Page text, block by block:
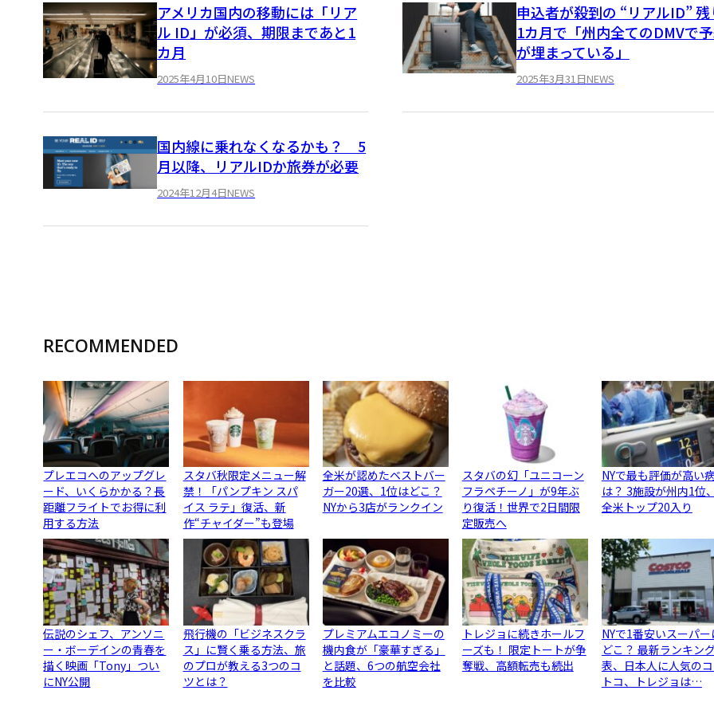
アメリカ国内の移動には「リア
ル ID」が必須、期限まであと1
カ月
2025年4月10日NEWS
申込者が殺到の “リアルID” 残
1カ月で「州内全てのDMVで
が埋まっている」
2025年3月31日NEWS
国内線に乗れなくなるかも？ 5
月以降、リアルIDか旅券が必要
2024年12月4日NEWS
RECOMMENDED
プレエコへのアップグレ
ード、いくらかかる？長
距離フライトでお得に利
用する方法
スタバ秋限定メニュー解
禁！「パンプキン スパ
イス ラテ」復活、新
作“チャイダー”も登場
全米が認めたベストバー
ガー20選、1位はどこ？
NYから3店がランクイン
スタバの幻「ユニコーン
フラペチーノ」が9年ぶ
り復活！世界で2日間限
定販売へ
NYで最も評価が高い
は？ 3施設が州内1位
全米トップ20入り
伝説のシェフ、アンソニ
ー・ボーデインの青春を
描く映画「Tony」つい
にNY公開
飛行機の「ビジネスクラ
ス」に賢く乗る方法、旅
のプロが教える3つのコ
ツとは？
プレミアムエコノミーの
機内食が「豪華すぎる」
と話題、6つの航空会社
を比較
トレジョに続きホールフ
ーズも！ 限定トートが争
奪戦、高額転売も続出
NYで1番安いスーパー
どこ？ 最新ランキン
表、日本人に人気の
トコ、トレジョは…